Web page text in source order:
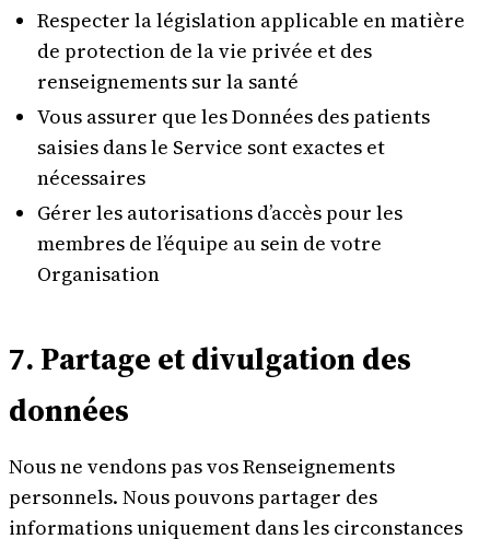
Respecter la législation applicable en matière
de protection de la vie privée et des
renseignements sur la santé
Vous assurer que les Données des patients
saisies dans le Service sont exactes et
nécessaires
Gérer les autorisations d’accès pour les
membres de l’équipe au sein de votre
Organisation
7. Partage et divulgation des
données
Nous ne vendons pas vos Renseignements
personnels. Nous pouvons partager des
informations uniquement dans les circonstances